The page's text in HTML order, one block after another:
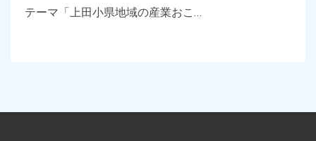
テーマ「上田小県地域の産業おこ…